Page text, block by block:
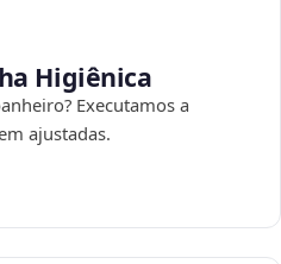
Higiênica
Executamos a
ajustadas.